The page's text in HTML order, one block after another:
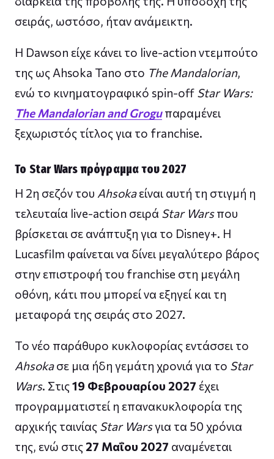
σειράς, ωστόσο, ήταν ανάμεικτη.
Η Dawson είχε κάνει το live-action ντεμπούτο
της ως Ahsoka Tano στο The Mandalorian,
ενώ το κινηματογραφικό spin-off Star Wars:
The Mandalorian and Groguπαραμένει
ξεχωριστός τίτλος για το franchise.
Το Star Wars πρόγραμμα του 2027
Η 2η σεζόν του Ahsokaείναι αυτή τη στιγμή η
τελευταία live-action σειρά Star Warsπου
βρίσκεται σε ανάπτυξη για το Disney+. Η
Lucasfilm φαίνεται να δίνει μεγαλύτερο βάρος
στην επιστροφή του franchise στη μεγάλη
οθόνη, κάτι που μπορεί να εξηγεί και τη
μεταφορά της σειράς στο 2027.
Το νέο παράθυρο κυκλοφορίας εντάσσει το
Ahsokaσε μια ήδη γεμάτη χρονιά για το Star
Wars. Στις19 Φεβρουαρίου 2027 έχει
προγραμματιστεί η επανακυκλοφορία της
αρχικής ταινίας Star Warsγια τα 50 χρόνια
της, ενώ στις 27 Μαΐου 2027 αναμένεται